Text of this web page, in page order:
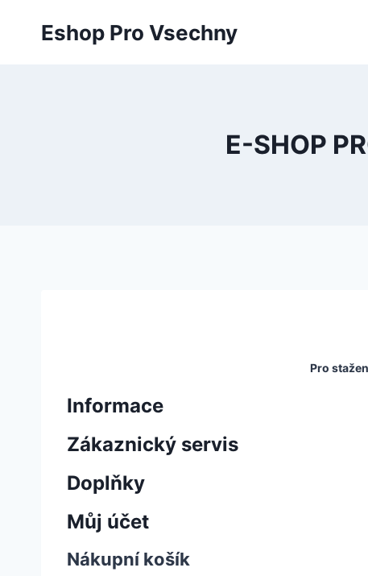
Eshop Pro Vsechny
E-SHOP
Pro
Informace
Zákaznický servis
Doplňky
Můj účet
Nákupní košík